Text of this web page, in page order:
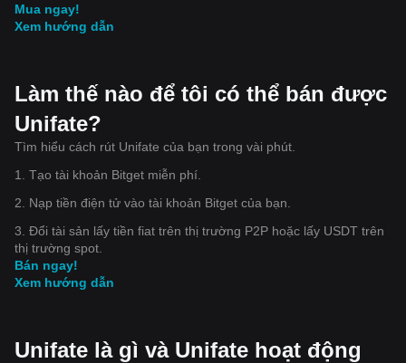
Mua ngay!
Xem hướng dẫn
Làm thế nào để tôi có thể bán được
Unifate?
Tìm hiểu cách rút Unifate của bạn trong vài phút.
1. Tạo tài khoản Bitget miễn phí.
2. Nạp tiền điện tử vào tài khoản Bitget của bạn.
3. Đổi tài sản lấy tiền fiat trên thị trường P2P hoặc lấy USDT trên
thị trường spot.
Bán ngay!
Xem hướng dẫn
Unifate là gì và Unifate hoạt động